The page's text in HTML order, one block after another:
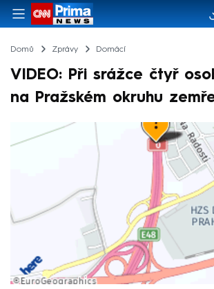
Domů Zprávy Domácí
VIDEO: Při srážce čtyř
na Pražském okruhu